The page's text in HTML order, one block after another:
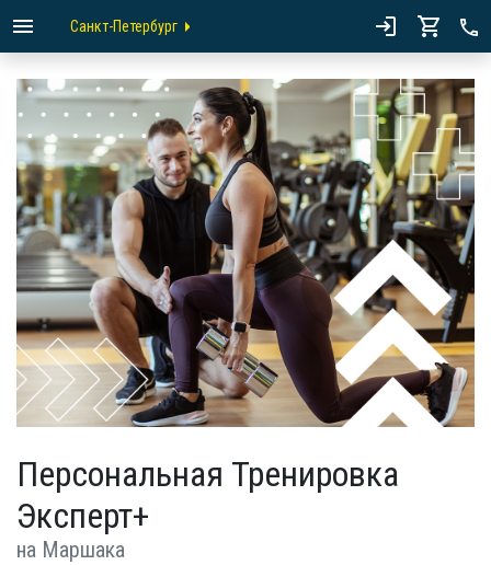
Санкт-Петербург
Персональная Тренировка
Эксперт+
на Маршака